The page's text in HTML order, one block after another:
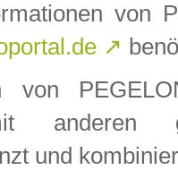
von
↗
von
und